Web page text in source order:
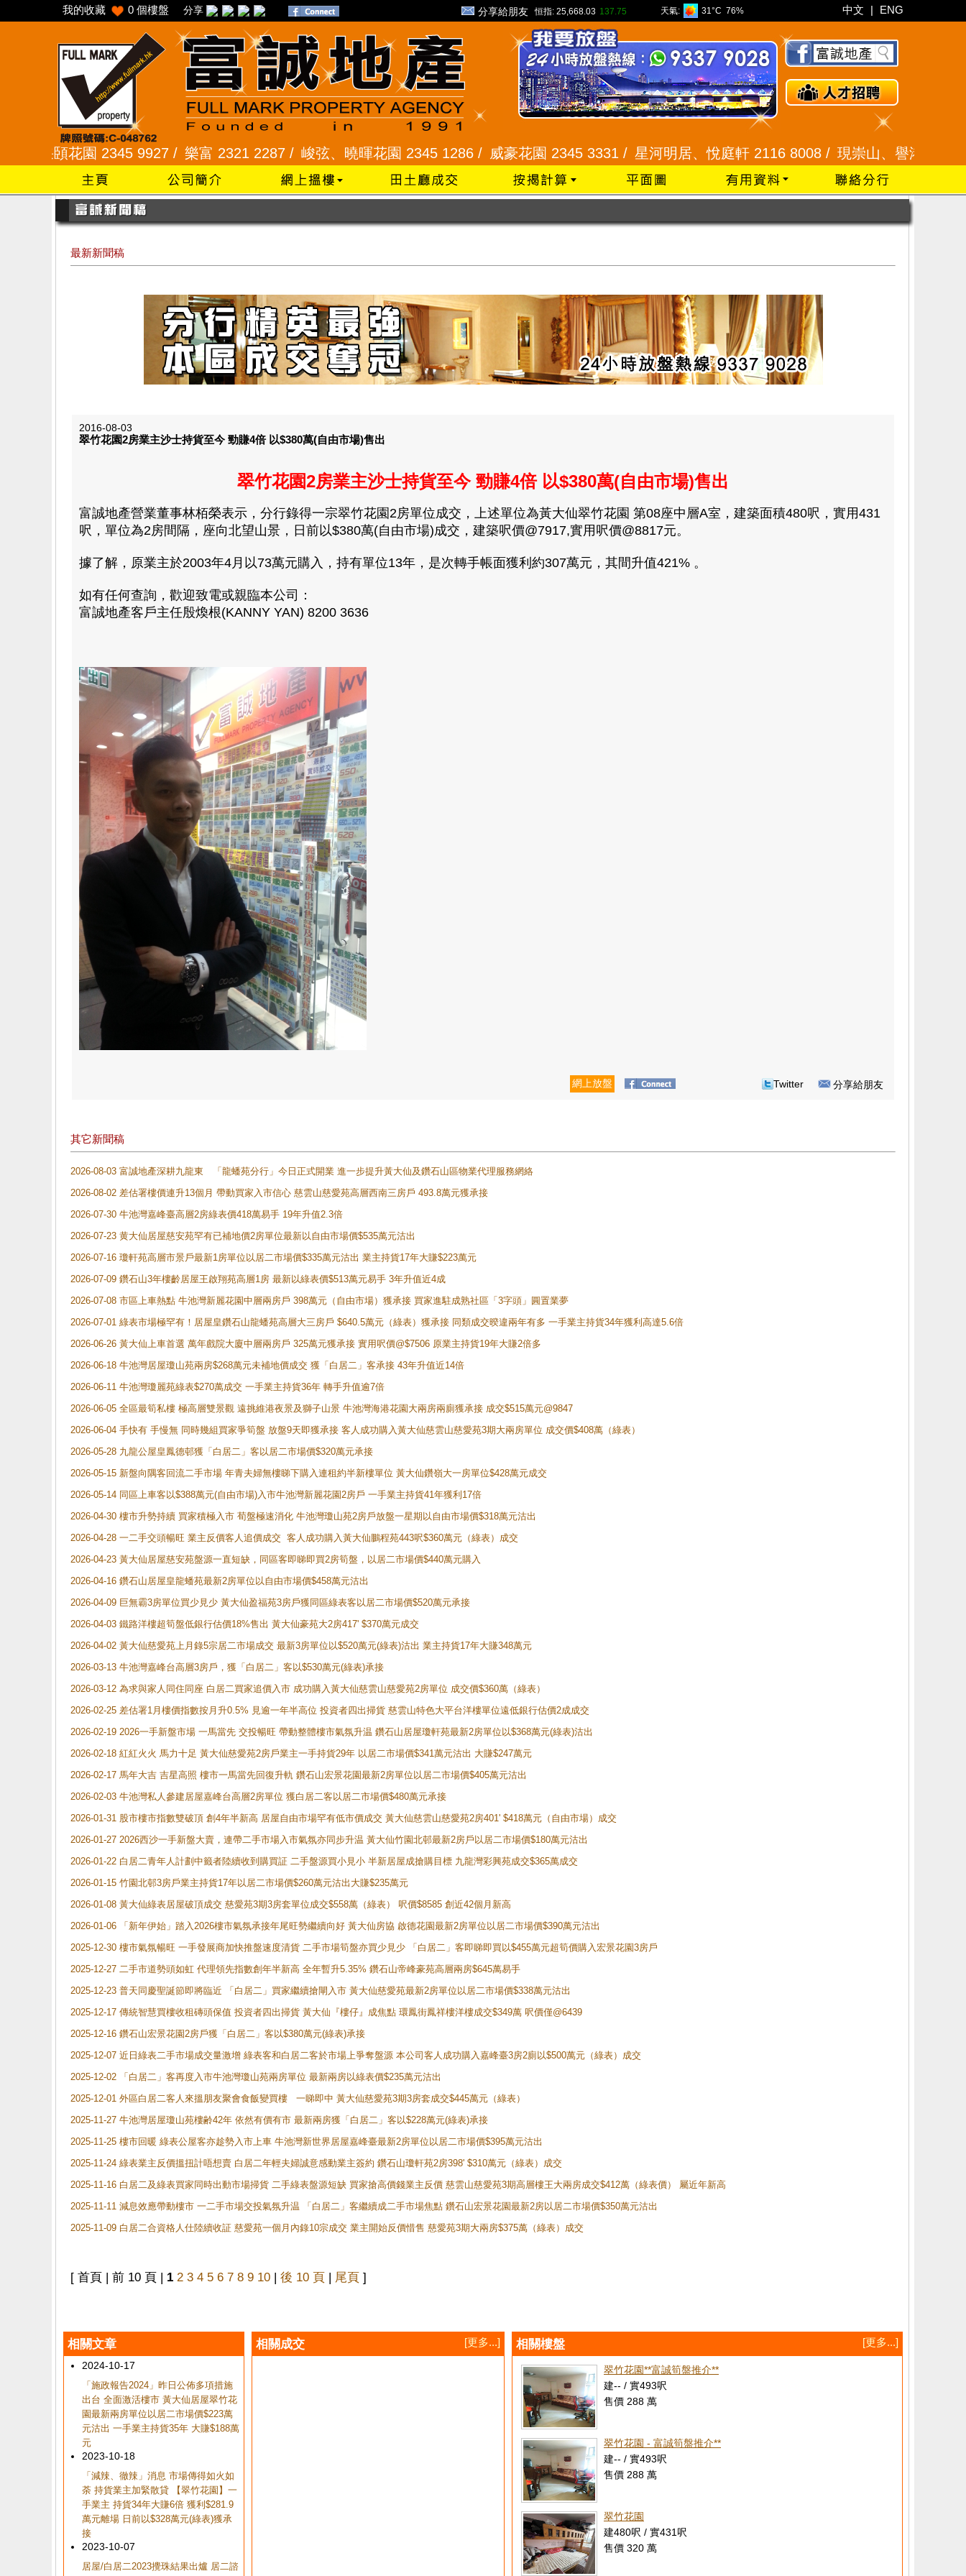
我的收藏 0 個樓盤 分享 分享給朋友 恒指: 25,668.03 137.75 天氣: 31°C 76% 中文 | ENG
園 2345 9927 /樂富 2321 2287 /峻弦、曉暉花園 2345 1286 /威豪花園 2345 3331 /星河明居、悅庭軒 2116 8008 /現崇山、譽港灣 2345 9926 /
最新新聞稿
2016-08-03
翠竹花園2房業主沙士持貨至今 勁賺4倍 以$380萬(自由市場)售出
翠竹花園2房業主沙士持貨至今 勁賺4倍 以$380萬(自由市場)售出
富誠地產營業董事林栢榮表示 ，分行錄得一宗翠竹花園2房單位成交，上述單位為黃大仙翠竹花園 第08座中層A室，建築面積480呎，實用431
呎，單位為2房間隔，座向北望山景，日前以$380萬(自由市場)成交，建築呎價@7917,實用呎價@8817元。
據了解，原業主於2003年4月以73萬元購入，持有單位13年，是次轉手帳面獲利約307萬元，其間升值421% 。
如有任何查詢，歡迎致電或親臨本公司：
富誠地產客戶主任殷煥根(KANNY YAN) 8200 3636
網上放盤 Twitter 分享給朋友
其它新聞稿
2026-08-03 富誠地產深耕九龍東 「龍蟠苑分行」今日正式開業 進一步提升黃大仙及鑽石山區物業代理服務網絡
2026-08-02 差估署樓價連升13個月 帶動買家入市信心 慈雲山慈愛苑高層西南三房戶 493.8萬元獲承接
2026-07-30 牛池灣嘉峰臺高層2房綠表價418萬易手 19年升值2.3倍
2026-07-23 黄大仙居屋慈安苑罕有已補地價2房單位最新以自由市場價$535萬元沽出
2026-07-16 瓊軒苑高層市景戶最新1房單位以居二市場價$335萬元沽出 業主持貨17年大賺$223萬元
2026-07-09 鑽石山3年樓齡居屋王啟翔苑高層1房 最新以綠表價$513萬元易手 3年升值近4成
2026-07-08 市區上車熱點 牛池灣新麗花園中層兩房戶 398萬元（自由市場）獲承接 買家進駐成熟社區「3字頭」圓置業夢
2026-07-01 綠表市場極罕有！居屋皇鑽石山龍蟠苑高層大三房戶 $640.5萬元（綠表）獲承接 同類成交暌違兩年有多 一手業主持貨34年獲利高達5.6倍
2026-06-26 黃大仙上車首選 萬年戲院大廈中層兩房戶 325萬元獲承接 實用呎價@$7506 原業主持貨19年大賺2倍多
2026-06-18 牛池灣居屋瓊山苑兩房$268萬元未補地價成交 獲「白居二」客承接 43年升值近14倍
2026-06-11 牛池灣瓊麗苑綠表$270萬成交 一手業主持貨36年 轉手升值逾7倍
2026-06-05 全區最筍私樓 極高層雙景觀 遠挑維港夜景及獅子山景 牛池灣海港花園大兩房兩廁獲承接 成交$515萬元@9847
2026-06-04 手快有 手慢無 同時幾組買家爭筍盤 放盤9天即獲承接 客人成功購入黃大仙慈雲山慈愛苑3期大兩房單位 成交價$408萬（綠表）
2026-05-28 九龍公屋皇鳳德邨獲「白居二」客以居二市場價$320萬元承接
2026-05-15 新盤向隅客回流二手市場 年青夫婦無樓睇下購入連租約半新樓單位 黃大仙鑽嶺大一房單位$428萬元成交
2026-05-14 同區上車客以$388萬元(自由市場)入市牛池灣新麗花園2房戶 一手業主持貨41年獲利17倍
2026-04-30 樓市升勢持續 買家積極入市 荀盤極速消化 牛池灣瓊山苑2房戶放盤一星期以自由市場價$318萬元沽出
2026-04-28 一二手交頭暢旺 業主反價客人追價成交 客人成功購入黃大仙鵬程苑443呎$360萬元（綠表）成交
2026-04-23 黃大仙居屋慈安苑盤源一直短缺，同區客即睇即買2房筍盤，以居二市場價$440萬元購入
2026-04-16 鑽石山居屋皇龍蟠苑最新2房單位以自由市場價$458萬元沽出
2026-04-09 巨無霸3房單位買少見少 黃大仙盈福苑3房戶獲同區綠表客以居二市場價$520萬元承接
2026-04-03 鐵路洋樓超筍盤低銀行估價18%售出 黃大仙豪苑大2房417' $370萬元成交
2026-04-02 黃大仙慈愛苑上月錄5宗居二市場成交 最新3房單位以$520萬元(綠表)沽出 業主持貨17年大賺348萬元
2026-03-13 牛池灣嘉峰台高層3房戶，獲「白居二」客以$530萬元(綠表)承接
2026-03-12 為求與家人同住同座 白居二買家追價入市 成功購入黃大仙慈雲山慈愛苑2房單位 成交價$360萬（綠表）
2026-02-25 差估署1月樓價指數按月升0.5% 見逾一年半高位 投資者四出掃貨 慈雲山特色大平台洋樓單位遠低銀行估價2成成交
2026-02-19 2026一手新盤市場 一馬當先 交投暢旺 帶動整體樓市氣氛升温 鑽石山居屋瓊軒苑最新2房單位以$368萬元(綠表)沽出
2026-02-18 紅紅火火 馬力十足 黃大仙慈愛苑2房戶業主一手持貨29年 以居二市場價$341萬元沽出 大賺$247萬元
2026-02-17 馬年大吉 吉星高照 樓市一馬當先回復升軌 鑽石山宏景花園最新2房單位以居二市場價$405萬元沽出
2026-02-03 牛池灣私人參建居屋嘉峰台高層2房單位 獲白居二客以居二市場價$480萬元承接
2026-01-31 股市樓市指數雙破頂 創4年半新高 居屋自由市場罕有低市價成交 黃大仙慈雲山慈愛苑2房401' $418萬元（自由市場）成交
2026-01-27 2026西沙一手新盤大賣，連帶二手市場入市氣氛亦同步升温 黃大仙竹園北邨最新2房戶以居二市場價$180萬元沽出
2026-01-22 白居二青年人計劃中籤者陸續收到購買証 二手盤源買小見小 半新居屋成搶購目標 九龍灣彩興苑成交$365萬成交
2026-01-15 竹園北邨3房戶業主持貨17年以居二市場價$260萬元沽出大賺$235萬元
2026-01-08 黃大仙綠表居屋破頂成交 慈愛苑3期3房套單位成交$558萬（綠表） 呎價$8585 創近42個月新高
2026-01-06 「新年伊始」踏入2026樓市氣氛承接年尾旺勢繼續向好 黃大仙房協 啟德花園最新2房單位以居二市場價$390萬元沽出
2025-12-30 樓市氣氛暢旺 一手發展商加快推盤速度清貨 二手市場筍盤亦買少見少 「白居二」客即睇即買以$455萬元超筍價購入宏景花園3房戶
2025-12-27 二手市道勢頭如虹 代理領先指數創年半新高 全年暫升5.35% 鑽石山帝峰豪苑高層兩房$645萬易手
2025-12-23 普天同慶聖誕節即將臨近 「白居二」買家繼續搶閘入市 黃大仙慈愛苑最新2房單位以居二市場價$338萬元沽出
2025-12-17 傳統智慧買樓收租磚頭保值 投資者四出掃貨 黃大仙『樓仔』成焦點 環鳳街鳳祥樓洋樓成交$349萬 呎價僅@6439
2025-12-16 鑽石山宏景花園2房戶獲「白居二」客以$380萬元(綠表)承接
2025-12-07 近日綠表二手市場成交量激增 綠表客和白居二客於市場上爭奪盤源 本公司客人成功購入嘉峰臺3房2廁以$500萬元（綠表）成交
2025-12-02 「白居二」客再度入市牛池灣瓊山苑兩房單位 最新兩房以綠表價$235萬元沽出
2025-12-01 外區白居二客人來搵朋友聚會食飯變買樓 一睇即中 黃大仙慈愛苑3期3房套成交$445萬元（綠表）
2025-11-27 牛池灣居屋瓊山苑樓齢42年 依然有價有市 最新兩房獲「白居二」客以$228萬元(綠表)承接
2025-11-25 樓市回暖 綠表公屋客亦趁勢入市上車 牛池灣新世界居屋嘉峰臺最新2房單位以居二市場價$395萬元沽出
2025-11-24 綠表業主反價搵扭計唔想賣 白居二年輕夫婦誠意感動業主簽約 鑽石山瓊軒苑2房398' $310萬元（綠表）成交
2025-11-16 白居二及綠表買家同時出動市場掃貨 二手綠表盤源短缺 買家搶高價錢業主反價 慈雲山慈愛苑3期高層樓王大兩房成交$412萬（綠表價） 屬近年新高
2025-11-11 減息效應帶動樓市 一二手市場交投氣氛升温 「白居二」客繼續成二手市場焦點 鑽石山宏景花園最新2房以居二市場價$350萬元沽出
2025-11-09 白居二合資格人仕陸續收証 慈愛苑一個月內錄10宗成交 業主開始反價惜售 慈愛苑3期大兩房$375萬（綠表）成交
[ 首頁 | 前 10 頁 | 1 2 3 4 5 6 7 8 9 10 | 後 10 頁 | 尾頁 ]
相關文章
2024-10-17
「施政報告2024」昨日公佈多項措施
出台 全面激活樓市 黃大仙居屋翠竹花
園最新兩房單位以居二市場價$223萬
元沽出 一手業主持貨35年 大賺$188萬
元
2023-10-18
「減辣、徹辣」消息 市場傳得如火如
荼 持貨業主加緊散貸 【翠竹花園】一
手業主 持貨34年大賺6倍 獲利$281.9
萬元離場 日前以$328萬元(綠表)獲承
接
2023-10-07
居屋/白居二2023攪珠結果出爐 居二諮
相關成交 [更多...] 相關樓盤 [更多...]
翠竹花園**富誠筍盤推介**
建-- / 實493呎
售價 288 萬
翠竹花園 - 富誠筍盤推介**
建-- / 實493呎
售價 288 萬
翠竹花園
建480呎 / 實431呎
售價 320 萬